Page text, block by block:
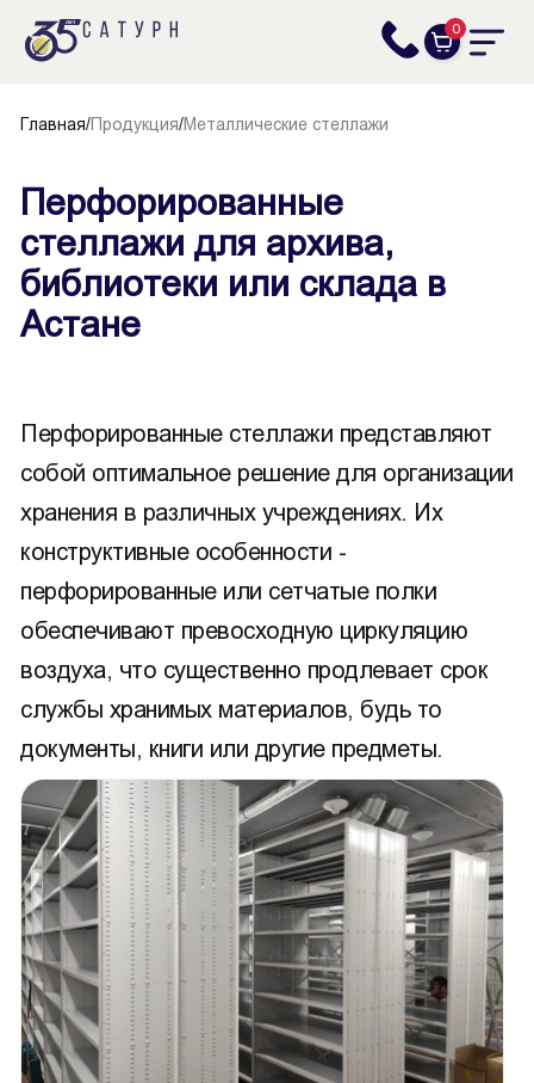
0
Главная/Продукция/Металлические стеллажи
Перфорированные
стеллажи для архива,
библиотеки или склада в
Астане
Перфорированные стеллажи представляют
собой оптимальное решение для организации
хранения в различных учреждениях. Их
конструктивные особенности -
перфорированные или сетчатые полки
обеспечивают превосходную циркуляцию
воздуха, что существенно продлевает срок
службы хранимых материалов, будь то
документы, книги или другие предметы.